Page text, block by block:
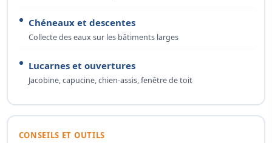
Chéneaux et descentes
Collecte des eaux sur les bâtiments larges
Lucarnes et ouvertures
Jacobine, capucine, chien-assis, fenêtre de toit
CONSEILS ET OUTILS